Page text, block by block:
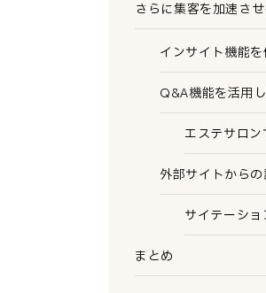
さらに集客を加速さ
インサイト機能
Q&A機能を活用
エステサロ
外部サイトから
サイテーシ
まとめ